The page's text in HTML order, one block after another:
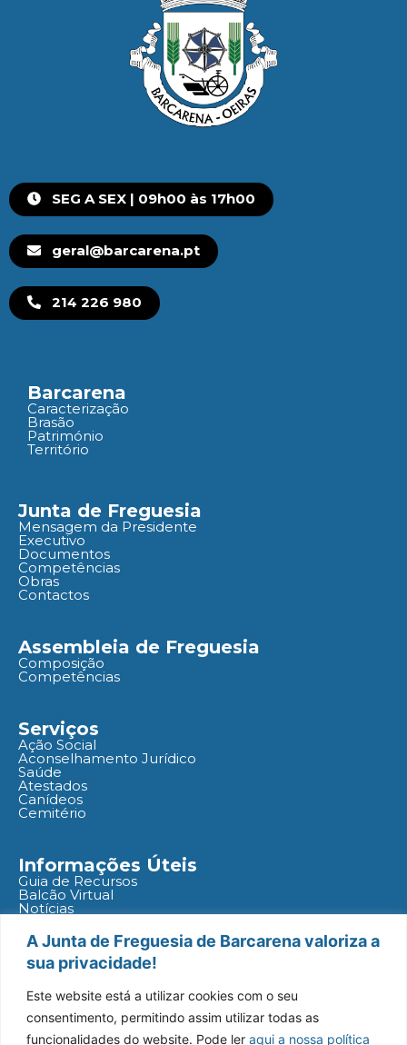
A Junta de Freguesia de Barcarena valoriza a
sua privacidade!
Este website está a utilizar cookies com o seu
consentimento, permitindo assim utilizar todas as
funcionalidades do website. Pode ler aqui a nossa política
SEG A SEX | 09h00 às 17h00
geral@barcarena.pt
214 226 980
Barcarena
Caracterização
Brasão
Património
Território
Junta de Freguesia
Mensagem da Presidente
Executivo
Documentos
Competências
Obras
Contactos
Assembleia de Freguesia
Composição
Competências
Serviços
Ação Social
Aconselhamento Jurídico
Saúde
Atestados
Canídeos
Cemitério
Informações Úteis
Guia de Recursos
Balcão Virtual
Notícias
Políticas
Redes Socias